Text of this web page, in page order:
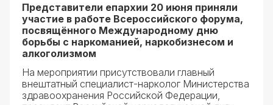
Представители епархии 20 июня приняли
участие в работе Всероссийского форума,
посвящённого Международному дню
борьбы с наркоманией, наркобизнесом и
алкоголизмом
На мероприятии присутствовали главный
внештатный специалист-нарколог Министерства
здравоохранения Российской Федерации,